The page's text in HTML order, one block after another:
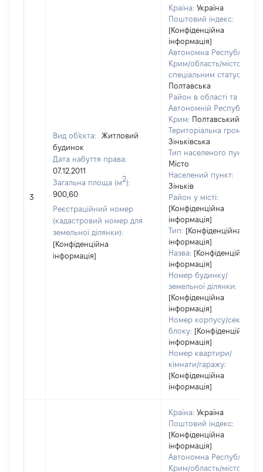
3
Вид об'єкта:
Житловий
будинок
Дата набуття права:
07.12.2011
Загальна площа (м2):
900,60
Реєстраційний номер
(кадастровий номер для
земельної ділянки):
[Конфіденційна
інформація]
Країна: Україна
Поштовий індекс:
[Конфіденційна
інформація]
Автономна Республіка
Крим/область/місто зі
спеціальним статусом:
Полтавська
Район в області та
Автономній Республіці
Крим: Полтавський
Територіальна громада:
Зіньківська
Тип населеного пункту:
Місто
Населений пункт:
Зіньків
Район у місті:
[Конфіденційна
інформація]
Тип: [Конфіденційна
інформація]
Назва: [Конфіденційна
інформація]
Номер будинку/
земельної ділянки:
[Конфіденційна
інформація]
Номер корпусу/секції/
блоку: [Конфіденційна
інформація]
Номер квартири/
кімнати/гаражу:
[Конфіденційна
інформація]
Країна: Україна
Поштовий індекс:
[Конфіденційна
інформація]
Автономна Республіка
Крим/область/місто зі